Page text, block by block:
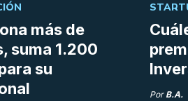
más de
suma 1.200
su
Por B.A.